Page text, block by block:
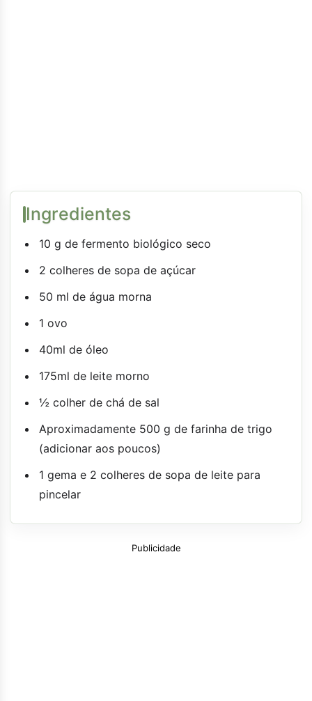
Ingredientes
10 g de fermento biológico seco
2 colheres de sopa de açúcar
50 ml de água morna
1 ovo
40ml de óleo
175ml de leite morno
½ colher de chá de sal
Aproximadamente 500 g de farinha de trigo
(adicionar aos poucos)
1 gema e 2 colheres de sopa de leite para
pincelar
Publicidade